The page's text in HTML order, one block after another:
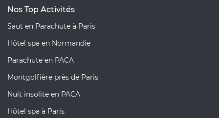
Nos Top Activités
Saut en Parachute à Paris
Hôtel spa en Normandie
Parachute en PACA
Montgolfière près de Paris
Nuit insolite en PACA
Hôtel spa à Paris